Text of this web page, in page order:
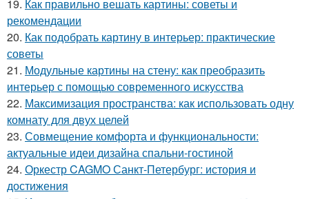
19. Как правильно вешать картины: советы и
рекомендации
20. Как подобрать картину в интерьер: практические
советы
21. Модульные картины на стену: как преобразить
интерьер с помощью современного искусства
22. Максимизация пространства: как использовать одну
комнату для двух целей
23. Совмещение комфорта и функциональности:
актуальные идеи дизайна спальни-гостиной
24. Оркестр CAGMO Санкт-Петербург: история и
достижения